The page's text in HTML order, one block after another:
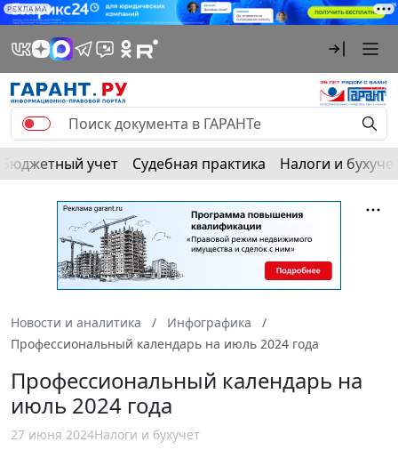
РЕКЛАМА
Бюджетный учет Судебная практика Налоги и
Новости и аналитика
Инфографика
Профессиональный календарь на июль 2024 года
Профессиональный календарь на
июль 2024 года
27 июня 2024Налоги и бухучет